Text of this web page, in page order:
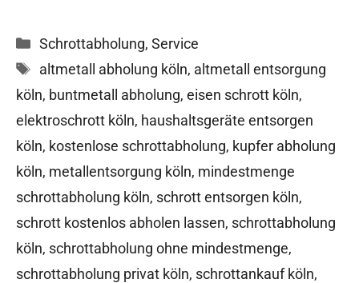
Kategorien
Schrottabholung, Service
Schlagwörter
altmetall abholung köln, altmetall entsorgung
köln, buntmetall abholung, eisen schrott köln,
elektroschrott köln, haushaltsgeräte entsorgen
köln, kostenlose schrottabholung, kupfer abholung
köln, metallentsorgung köln, mindestmenge
schrottabholung köln, schrott entsorgen köln,
schrott kostenlos abholen lassen, schrottabholung
köln, schrottabholung ohne mindestmenge,
schrottabholung privat köln, schrottankauf köln,